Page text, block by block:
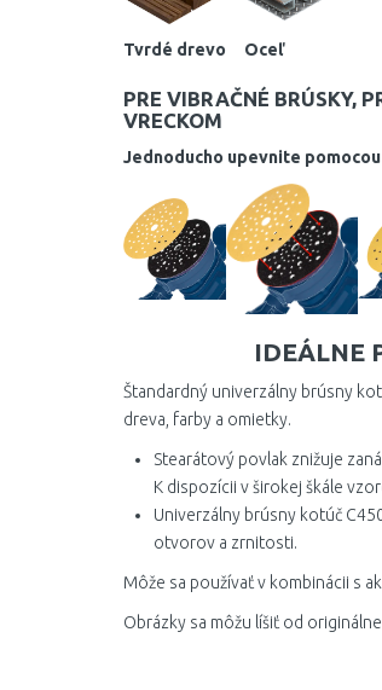
Tvrdé drevo Oceľ
PRE VIBRAČNÉ BRÚSKY,
VRECKOM
Jednoducho upevnite
IDEÁLNE
Štandardný univerzálny brúsny
dreva, farby a omietky.
Stearátový povlak znižuje
K dispozícii v širokej škále
Univerzálny brúsny kotúč
otvorov a zrnitosti.
Môže sa používať v kombinácii s
Obrázky sa môžu líšiť od